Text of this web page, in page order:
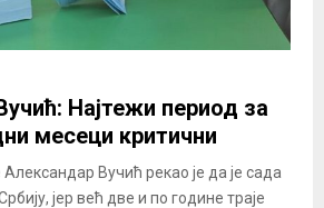
Најтежи период за
месеци критични
Вучић рекао је да је сада
јер већ две и по године траје